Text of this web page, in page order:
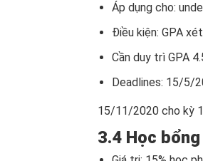
Áp dụng cho:
Điều kiện: GPA
Cần duy trì GPA
Deadlines: 15/5/
15/11/2020 cho kỳ
3.4 Học bổng